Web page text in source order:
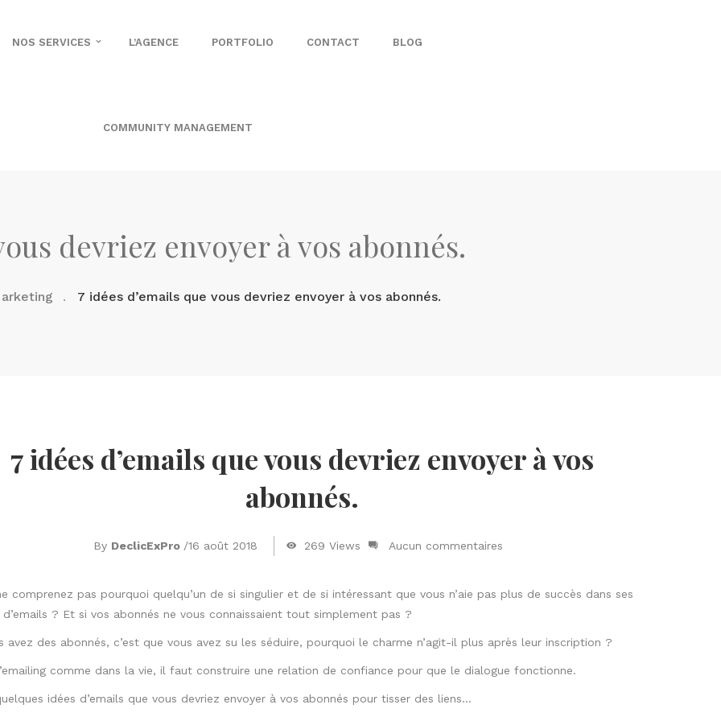
NOS SERVICES L’AGENCE PORTFOLIO CONTACT BLOG
COMMUNITY MANAGEMENT
devriez envoyer à vos abonnés.
7 idées d’emails que vous devriez envoyer à vos abonnés.
7 idées d’emails que vous devriez envoyer à vos
abonnés.
By DeclicExPro /16 août 2018 269 Views Aucun commentaires
comprenez pas pourquoi quelqu’un de si singulier et de si intéressant que vous n’aie pas plus de succès dans ses
d’emails ? Et si vos abonnés ne vous connaissaient tout simplement pas ?
avez des abonnés, c’est que vous avez su les séduire, pourquoi le charme n’agit-il plus après leur inscription ?
comme dans la vie, il faut construire une relation de confiance pour que le dialogue fonctionne.
idées d’emails que vous devriez envoyer à vos abonnés pour tisser des liens…